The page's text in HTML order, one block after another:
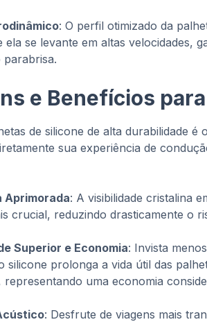
: O perfil otimizado da
ela se levante em altas velocidades,
e Benefícios
de silicone de alta durabilidade
sua experiência de
Aprimorada: A visibilidade cristalina
crucial, reduzindo drasticamente o
Superior e Economia: Invista
silicone prolonga a vida útil das
uma economia
: Desfrute de viagens mais